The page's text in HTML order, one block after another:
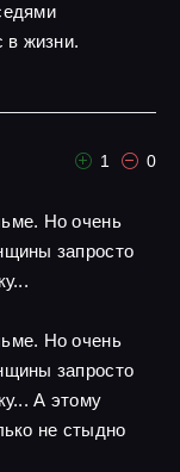
в жизни.
1 0
Но очень
запросто
Но очень
запросто
А этому
не стыдно